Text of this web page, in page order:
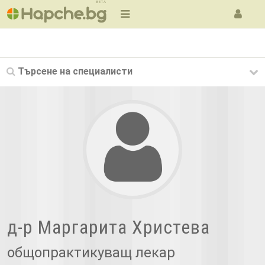
BETA
Търсене на специалисти
д-р Маргарита Христева
общопрактикуващ лекар